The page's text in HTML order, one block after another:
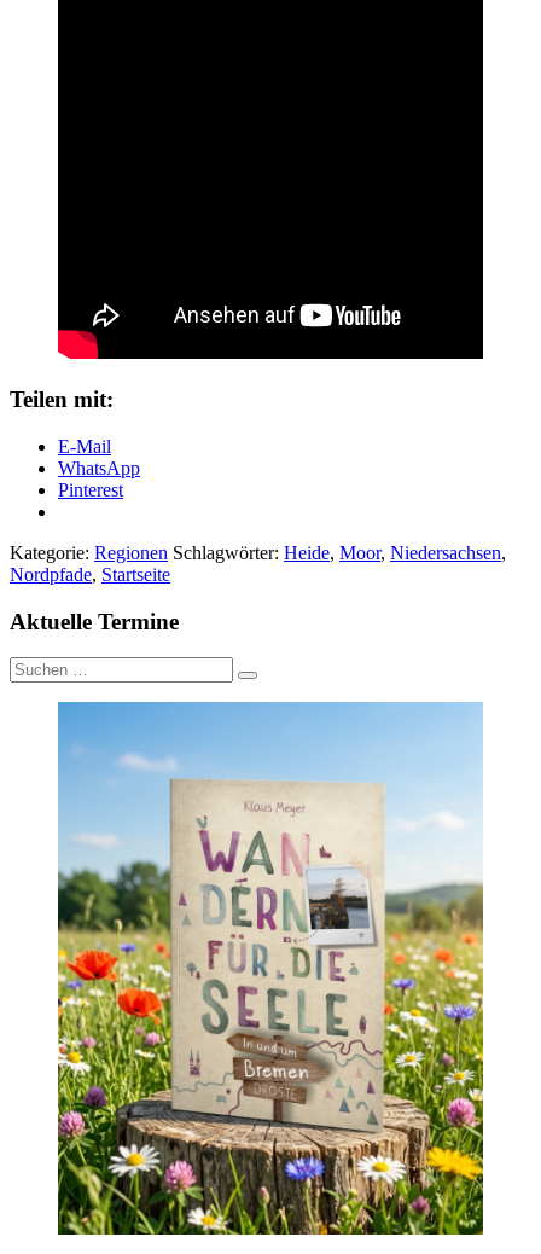
Teilen mit:
E-Mail
WhatsApp
Pinterest
Kategorie: Regionen Schlagwörter: Heide, Moor, Niedersachsen,
Nordpfade, Startseite
Aktuelle Termine
Suche
nach: